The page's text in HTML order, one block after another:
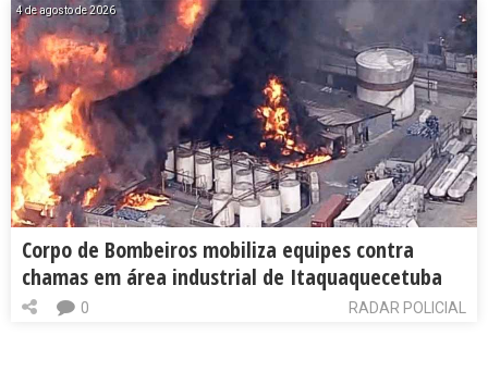
4 de agosto de 2026
Corpo de Bombeiros mobiliza equipes contra
chamas em área industrial de Itaquaquecetuba
RADAR POLICIAL
0